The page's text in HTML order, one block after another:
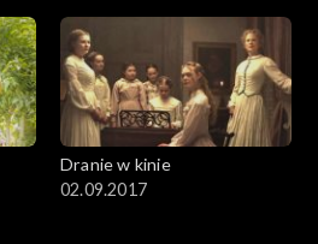
Dranie w kinie
02.09.2017